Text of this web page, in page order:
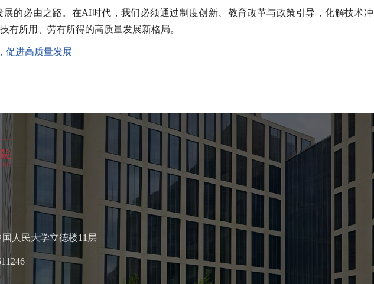
的必由之路。在AI时代，我们必须通过制度创新、教育改革与政策引导，化解技术冲
有所用、劳有所得的高质量发展新格局。
促进高质量发展
人民大学立德楼11层